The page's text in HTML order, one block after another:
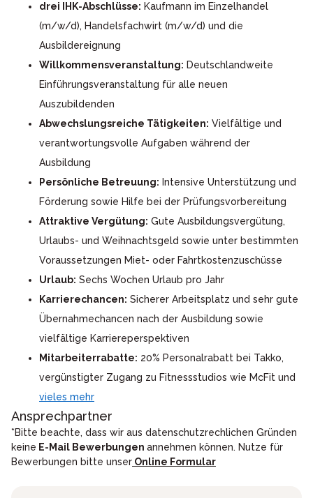
drei IHK-Abschlüsse: Kaufmann im Einzelhandel
(m/w/d), Handelsfachwirt (m/w/d) und die
Ausbildereignung
Willkommensveranstaltung: Deutschlandweite
Einführungsveranstaltung für alle neuen
Auszubildenden
Abwechslungsreiche Tätigkeiten: Vielfältige und
verantwortungsvolle Aufgaben während der
Ausbildung
Persönliche Betreuung: Intensive Unterstützung und
Förderung sowie Hilfe bei der Prüfungsvorbereitung
Attraktive Vergütung: Gute Ausbildungsvergütung,
Urlaubs- und Weihnachtsgeld sowie unter bestimmten
Voraussetzungen Miet- oder Fahrtkostenzuschüsse
Urlaub: Sechs Wochen Urlaub pro Jahr
Karrierechancen: Sicherer Arbeitsplatz und sehr gute
Übernahmechancen nach der Ausbildung sowie
vielfältige Karriereperspektiven
Mitarbeiterrabatte: 20% Personalrabatt bei Takko,
vergünstigter Zugang zu Fitnessstudios wie McFit und
vieles mehr
Ansprechpartner
*Bitte beachte, dass wir aus datenschutzrechlichen Gründen
keine E-Mail Bewerbungen annehmen können. Nutze für
Bewerbungen bitte unser Online Formular